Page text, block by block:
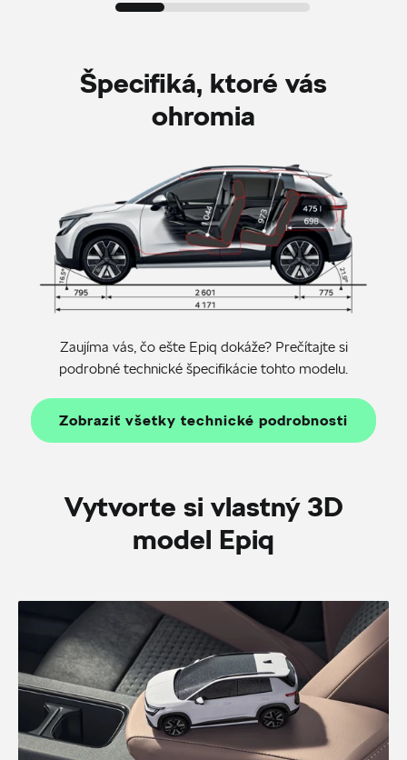
Špecifiká, ktoré vás
ohromia
Zaujíma vás, čo ešte Epiq dokáže? Prečítajte si
podrobné technické špecifikácie tohto modelu.
Zobraziť všetky technické podrobnosti
Vytvorte si vlastný 3D
model Epiq